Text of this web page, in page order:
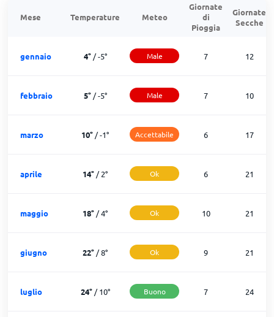
Mese Temperature Meteo
Giornate
di
Pioggia
Giornate
Secche
gennaio 4°/-5° Male 7 12
febbraio 5°/-5° Male 7 10
marzo 10° /-1° Accettabile 6 17
aprile 14° /2° Ok 6 21
maggio 18° /4° Ok 10 21
giugno 22° /8° Ok 9 21
luglio 24°/10° Buono 7 24